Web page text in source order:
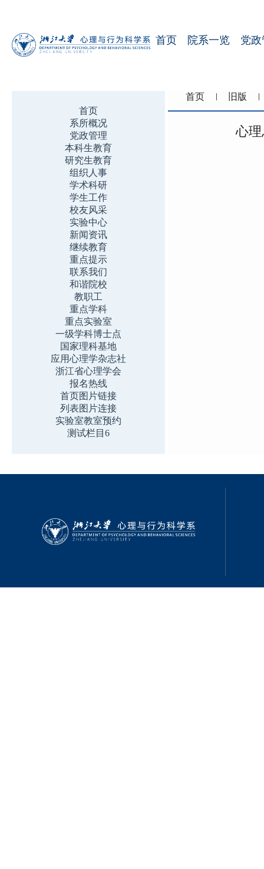
首页 院系一览 党
首页
系所概况
党政管理
本科生教育
研究生教育
组织人事
学术科研
学生工作
校友风采
实验中心
新闻资讯
继续教育
重点提示
联系我们
和谐院校
教职工
重点学科
重点实验室
一级学科博士点
国家理科基地
应用心理学杂志社
浙江省心理学会
报名热线
首页图片链接
列表图片连接
实验室教室预约
测试栏目6
首页 旧版
心